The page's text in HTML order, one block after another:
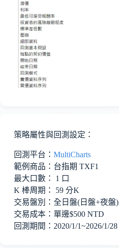
策略屬性與回測設定：
回測平台： MultiCharts
範例商品：台指期 TXF1
最大口數： 1 口
K 棒周期： 59 分K
交易盤別：全日盤(日盤+夜盤)
交易成本：單邊$500 NTD
回測期間：2020/1/1~2026/1/28